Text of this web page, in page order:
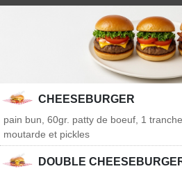
CHEESEBURGER
pain bun, 60gr. patty de boeuf, 1
moutarde et pickles
DOUBLE